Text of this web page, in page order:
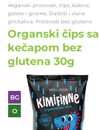
Veganski proizvodi, čips, kokice,
galete i grisine, Slatkiši i slane
grickalice, Proizvodi bez glutena
Organski čips sa
kečapom bez
glutena 30g
BG
O